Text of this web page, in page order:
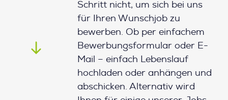
Schritt nicht, um sich bei uns
für Ihren Wunschjob zu
bewerben. Ob per einfachem
Bewerbungsformular oder E-
Mail – einfach Lebenslauf
hochladen oder anhängen und
abschicken. Alternativ wird